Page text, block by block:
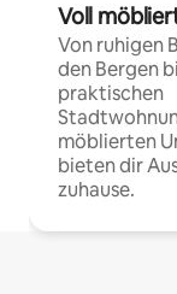
Voll
Von ruhigen
den Bergen
praktischen
möblierten
bieten dir
zuhause.